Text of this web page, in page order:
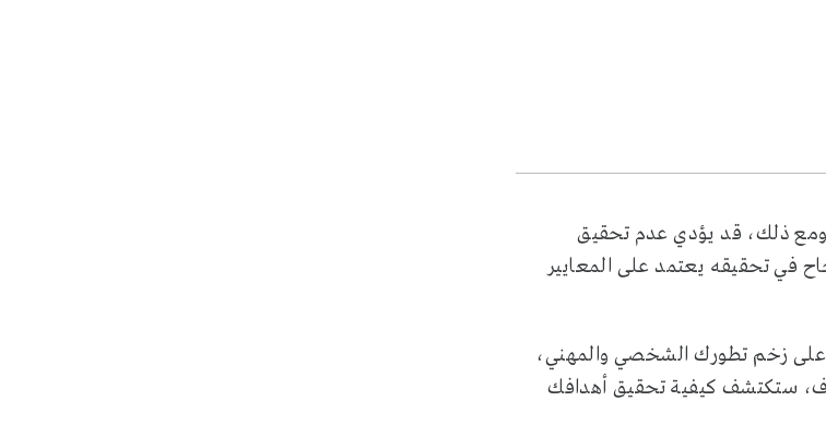
ذلك، قد يؤدي عدم تحقيق
في تحقيقه يعتمد على المعايير
على زخم تطورك الشخصي والمهني،
ستكتشف كيفية تحقيق أهدافك